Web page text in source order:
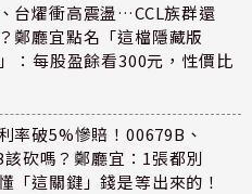
台燿衝高震盪…CCL族群還
鄭廳宜點名「這檔隱藏版
：每股盈餘看300元，性價比
率破5%慘賠！00679B、
砍嗎？鄭廳宜：1張都別
「這關鍵」錢是等出來的！